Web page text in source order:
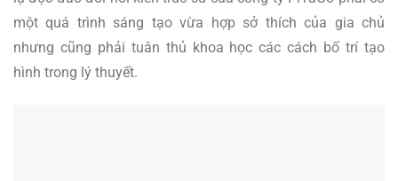
một quá trình sáng tạo vừa hợp sở thích của gia chủ
nhưng cũng phải tuân thủ khoa học các cách bố trí tạo
hình trong lý thuyết.